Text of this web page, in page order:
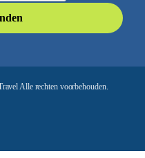
Alle rechten voorbehouden.